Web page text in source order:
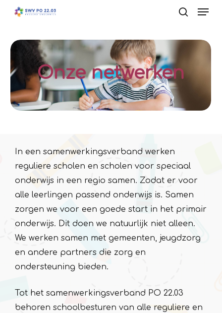
Skip
content
Onze netwerken
In een samenwerkingsverband werken
reguliere scholen en scholen voor speciaal
onderwijs in een regio samen. Zodat er voor
alle leerlingen passend onderwijs is. Samen
zorgen we voor een goede start in het primair
onderwijs. Dit doen we natuurlijk niet alleen.
We werken samen met gemeenten, jeugdzorg
en andere partners die zorg en
ondersteuning bieden.
Tot het samenwerkingsverband PO 22.03
behoren schoolbesturen van alle reguliere en